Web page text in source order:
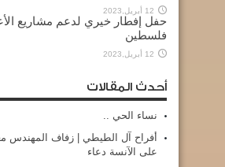
12 أبريل,2023
حفل إفطار خيري لدعم مشاريع
فلسطين
12 أبريل,2023
أحدث المقالات
نساء الحي ..
أفراح آل الطيطي | زفاف المهندس
على الآنسة دعاء